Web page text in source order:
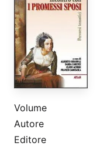
Volume
Autore
Editore